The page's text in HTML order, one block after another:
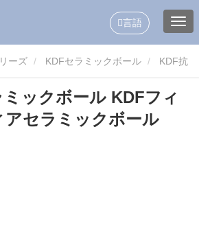
言語
ーズ KDFセラミックボール
フィルターメディアセラミックボール
ックボール KDFフィ
アセラミックボール